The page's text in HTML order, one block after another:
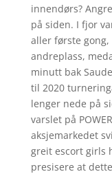
innendørs?
på siden. I fjor
aller første
andreplass,
minutt bak
til 2020
lenger nede på
varslet på
aksjemarkedet
greit escort girls
presisere at